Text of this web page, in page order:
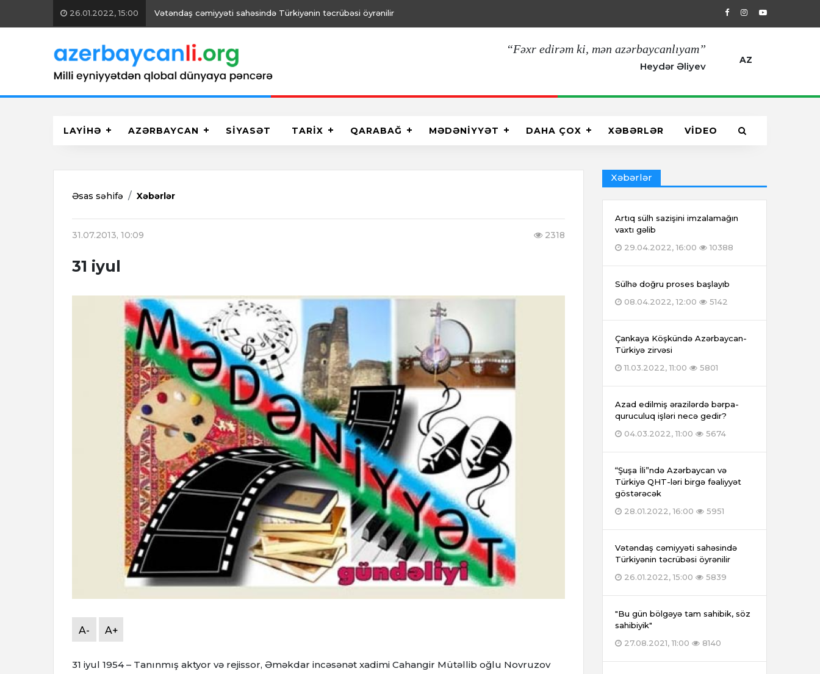
26.01.2022, 15:00 Vətəndaş cəmiyyəti sahəsində Türkiyənin təcrübəsi öyrənilir 29.04.2022, 16:00 Artıq sülh
“Fəxr edirəm ki, mən azərbaycanlıyam”
Heydər Əliyev
AZ
LAYİHƏ AZƏRBAYCAN SİYASƏT TARİX QARABAĞ MƏDƏNİYYƏT DAHA ÇOX XƏBƏRLƏR VİDEO
Əsas səhifə Xəbərlər
31.07.2013, 10:09 2318
31 iyul
A- A+
31 iyul 1954 – Tanınmış aktyor və rejissor, Əməkdar incəsənət xadimi Cahangir Mütəllib oğlu Novruzov
Xəbərlər
Artıq sülh sazişini imzalamağın
vaxtı gəlib
29.04.2022, 16:00
10388
Sülhə doğru proses başlayıb
08.04.2022, 12:00
5142
Çankaya Köşkündə Azərbaycan-
Türkiyə zirvəsi
11.03.2022, 11:00
5801
Azad edilmiş ərazilərdə bərpa-
quruculuq işləri necə gedir?
04.03.2022, 11:00
5674
“Şuşa İli”ndə Azərbaycan və
Türkiyə QHT-ləri birgə fəaliyyət
göstərəcək
28.01.2022, 16:00
5951
Vətəndaş cəmiyyəti sahəsində
Türkiyənin təcrübəsi öyrənilir
26.01.2022, 15:00
5839
"Bu gün bölgəyə tam sahibik, söz
sahibiyik"
27.08.2021, 11:00
8140